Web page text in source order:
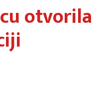
otvorila